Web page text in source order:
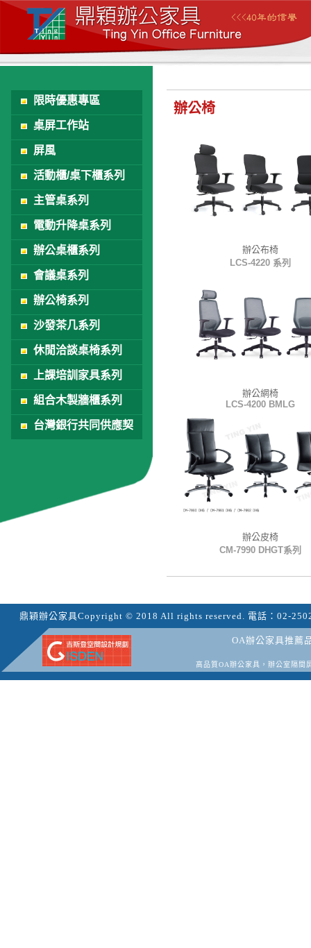
限時優惠專區
桌屏工作站
屏風
活動櫃/桌下櫃系列
主管桌系列
電動升降桌系列
辦公桌櫃系列
會議桌系列
辦公椅系列
沙發茶几系列
休閒洽談桌椅系列
上課培訓家具系列
組合木製牆櫃系列
台灣銀行共同供應契
辦公椅
辦公布椅
LCS-4220 系列
辦公網椅
LCS-4200 BMLG
辦公皮椅
CM-7990 DHGT系列
鼎穎辦公家具Copyright © 2018 All rights reserved. 電話： 02-
OA辦公家具推薦
高品質OA辦公家具，辦公室隔間